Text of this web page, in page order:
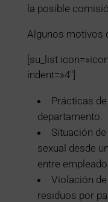
la posible
Algunos motivos
[su_list
indent=»4″]
Prácticas
departamento.
Situación
sexual desde
entre
Violación
residuos por